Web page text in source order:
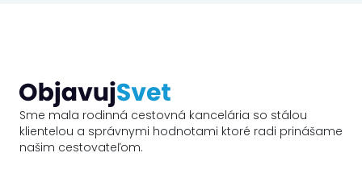
Sme mala rodinná cestovná kancelária so stálou
klientelou a správnymi hodnotami ktoré radi prinášame
našim cestovateľom.